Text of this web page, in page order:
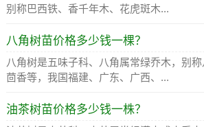
别称巴西铁、香千年木、花虎斑木...
八角树苗价格多少钱一棵？
八角树是五味子科、八角属常绿乔木，别
茴香等，我国福建、广东、广西、...
油茶树苗价格多少钱一株？